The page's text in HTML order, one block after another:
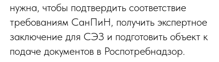
нужна, чтобы подтвердить соответствие
требованиям СанПиН, получить экспертное
заключение для СЭЗ и подготовить объект к
подаче документов в Роспотребнадзор.